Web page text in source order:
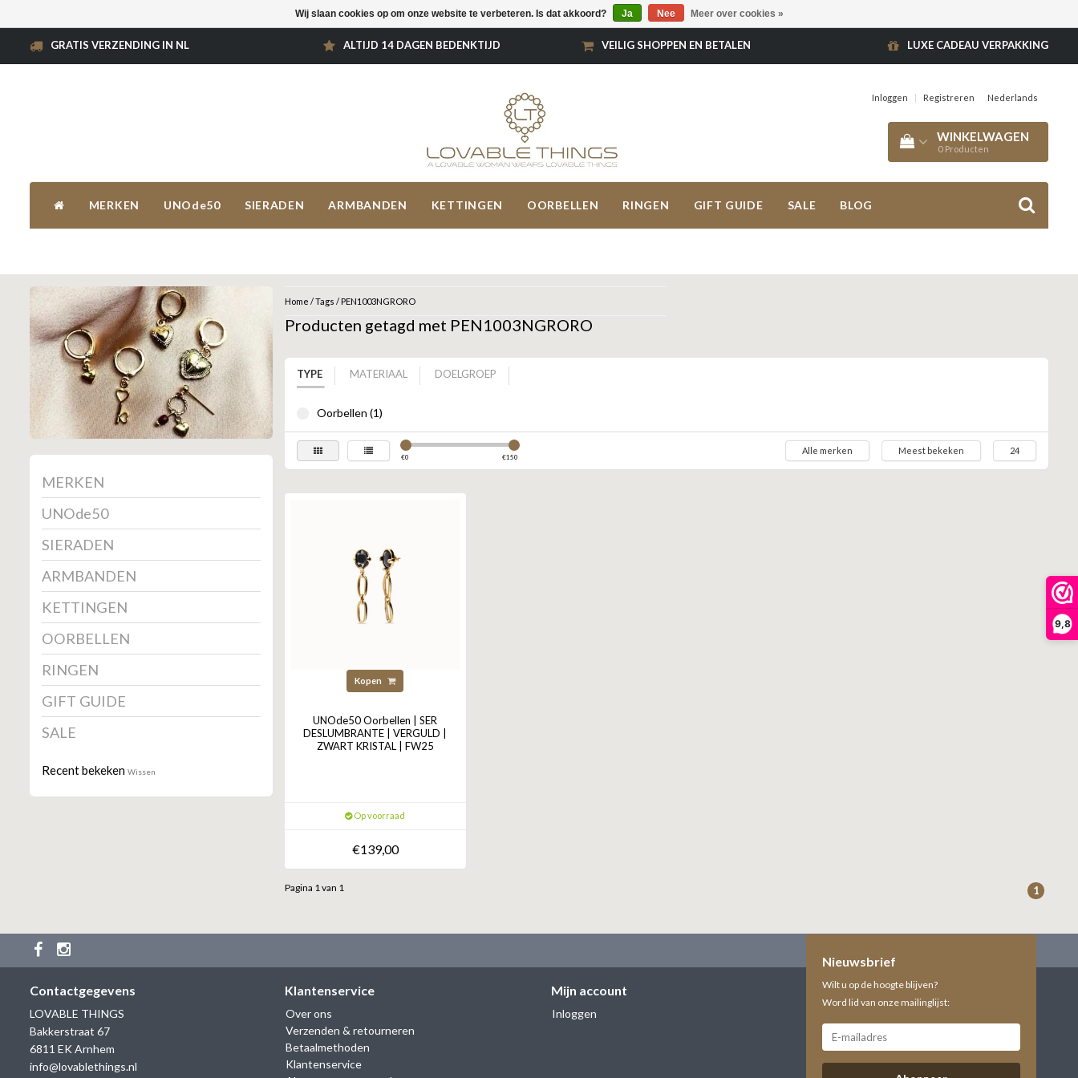
9,8
GRATIS VERZENDING IN NL ALTIJD 14 DAGEN BEDENKTIJD VEILIG SHOPPEN EN BETALEN LUXE CADEAU VERPAKKING
Inloggen | Registreren Nederlands
WINKELWAGEN
0 Producten
MERKEN UNOde50 SIERADEN ARMBANDEN KETTINGEN OORBELLEN RINGEN GIFT GUIDE SALE BLOG
MERKEN
UNOde50
SIERADEN
ARMBANDEN
KETTINGEN
OORBELLEN
RINGEN
GIFT GUIDE
SALE
Recent bekeken Wissen
Home /Tags / PEN1003NGRORO
Producten getagd met PEN1003NGRORO
TYPE MATERIAAL DOELGROEP
Oorbellen (1)
€0 €150
Alle merken Meest bekeken 24
Kopen
UNOde50 Oorbellen | SER
DESLUMBRANTE | VERGULD |
ZWART KRISTAL | FW25
Op voorraad
€139,00
Pagina 1 van 1 1
Contactgegevens
LOVABLE THINGS
Bakkerstraat 67
6811 EK Arnhem
info@lovablethings.nl
Klantenservice
Over ons
Verzenden & retourneren
Betaalmethoden
Klantenservice
Mijn account
Inloggen
Nieuwsbrief
Wilt u op de hoogte blijven?
Word lid van onze mailinglijst:
Wij slaan cookies op om onze website te verbeteren. Is dat akkoord? Ja Nee Meer over cookies »